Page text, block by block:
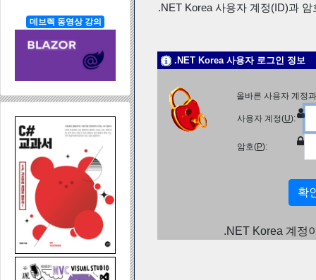
데브렉 동영상 강의
.NET Korea 사용자 계정(ID)과
.NET Korea 사용자 로그인 정보
올바른 사용자 계정
사용자 계정(U):
암호(P):
.NET Korea 계정